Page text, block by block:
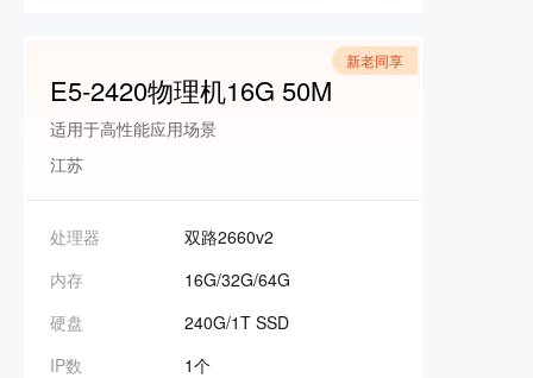
新老同享
E5-2420物理机16G 50M
适用于高性能应用场景
江苏
处理器
双路2660v2
内存
16G/32G/64G
硬盘
240G/1T SSD
IP数
1个